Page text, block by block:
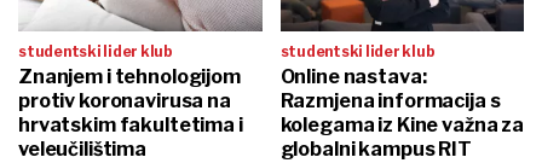
studentski lider klub
Znanjem i tehnologijom
protiv koronavirusa na
hrvatskim fakultetima i
veleučilištima
studentski lider klub
Online nastava:
Razmjena informacija s
kolegama iz Kine važna za
globalni kampus RIT